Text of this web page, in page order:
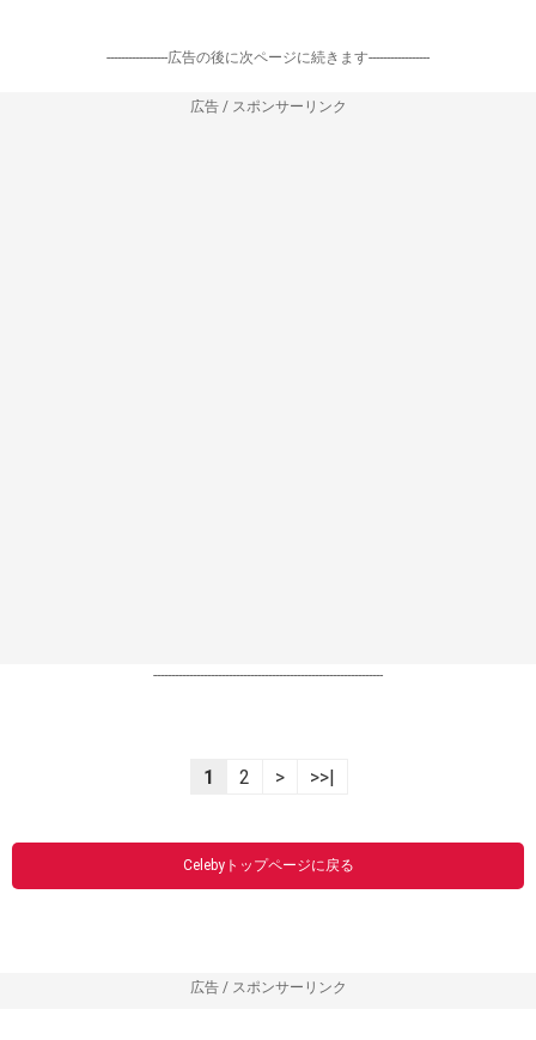
-----------------広告の後に次ページに続きます-----------------
広告 / スポンサーリンク
----------------------------------------------------------------
1 2 > >>|
Celebyトップページに戻る
広告 / スポンサーリンク